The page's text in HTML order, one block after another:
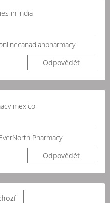
in india
Odpovědět
mexico
Pharmacy
Odpovědět